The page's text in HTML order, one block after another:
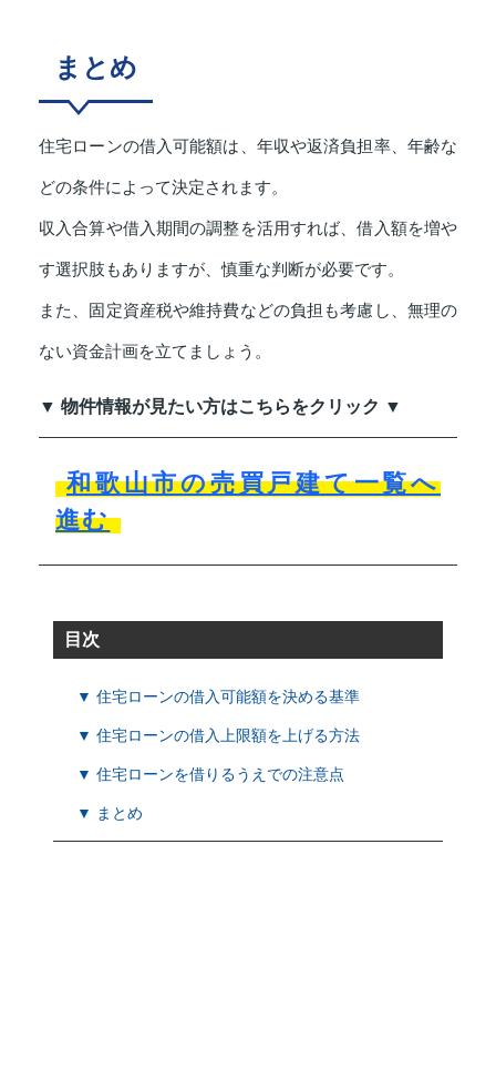
まとめ
住宅ローンの借入可能額は、年収や返済負担率、年齢な
どの条件によって決定されます。
収入合算や借入期間の調整を活用すれば、借入額を増や
す選択肢もありますが、慎重な判断が必要です。
また、固定資産税や維持費などの負担も考慮し、無理の
ない資金計画を立てましょう。
▼ 物件情報が見たい方はこちらをクリック ▼
和歌山市の売買戸建て一覧へ
進む
目次
▼ 住宅ローンの借入可能額を決める基準
▼ 住宅ローンの借入上限額を上げる方法
▼ 住宅ローンを借りるうえでの注意点
▼ まとめ